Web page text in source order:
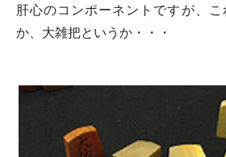
肝心のコンポーネントですが、こ
か、大雑把というか・・・